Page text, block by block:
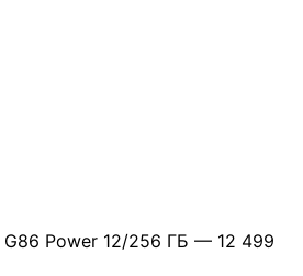
Power 12/256 ГБ — 12 499